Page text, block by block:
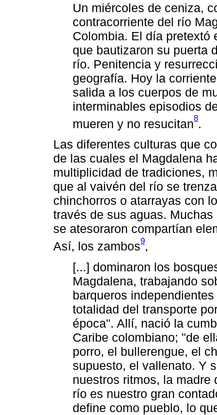
Un miércoles de ceniza,
contracorriente del río
Colombia. El día pretextó
que bautizaron su puerta
río. Penitencia y
geografía. Hoy la
salida a los cuerpos de
interminables episodios
mueren y no resucitan8.
Las diferentes culturas que
de las cuales el Magdalena
multiplicidad de tradiciones,
que al vaivén del río se
chinchorros o atarrayas con
través de sus aguas.
se atesoraron compartían
Así, los zambos9,
[...] dominaron los
Magdalena, trabajando
barqueros
totalidad del transporte
época". Allí, nació la
Caribe colombiano; "de
porro, el bullerengue, el
supuesto, el vallenato. Y
nuestros ritmos, la
río es nuestro gran
define como pueblo, lo